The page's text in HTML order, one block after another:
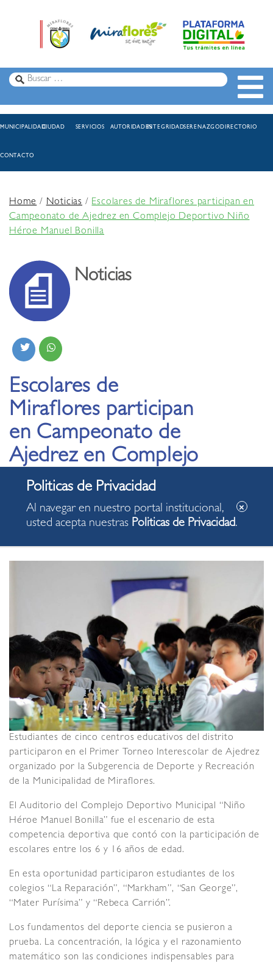
MUNICIPALIDADCIUDAD SERVICIOS AUTORIDADESINTEGRIDADSERENAZGODIRECTORIO
CONTACTO
Home/Noticias /Escolares de Miraflores participan en
Campeonato de Ajedrez en Complejo Deportivo Niño
Héroe Manuel Bonilla
Noticias
Escolares de
Miraflores participan
en Campeonato de
Ajedrez en Complejo
Deportivo Niño
Héroe Manuel Bonilla
Estudiantes de cinco centros educativos del distrito
participaron en el Primer Torneo Interescolar de Ajedrez
organizado por la Subgerencia de Deporte y Recreación
de la Municipalidad de Miraflores.
El Auditorio del Complejo Deportivo Municipal “Niño
Héroe Manuel Bonilla” fue el escenario de esta
competencia deportiva que contó con la participación de
escolares entre los 6 y 16 años de edad.
En esta oportunidad participaron estudiantes de los
colegios “La Reparación”, “Markham”, “San George”,
“Mater Purísima” y “Rebeca Carrión”.
Los fundamentos del deporte ciencia se pusieron a
prueba. La concentración, la lógica y el razonamiento
matemático son las condiciones indispensables para
Al navegar en nuestro portal institucional,
usted acepta nuestras Politicas de Privacidad.